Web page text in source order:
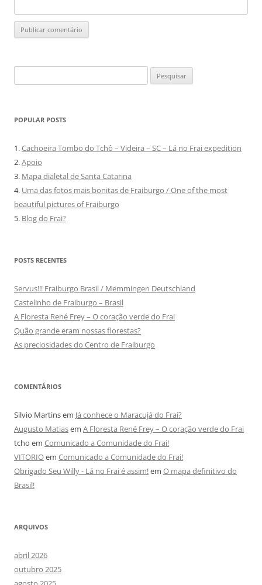
por:
POPULAR POSTS
1.Cachoeira Tombo do Tchô – Videira – SC – Lá no Frai expedition
2.Apoio
3. Mapa dialetal de Santa Catarina
4. Uma das fotos mais bonitas de Fraiburgo / One of the most
beautiful pictures of Fraiburgo
5. Blog do Frai?
POSTS RECENTES
Servus!!! Fraiburgo Brasil / Memmingen Deutschland
Castelinho de Fraiburgo – Brasil
A Floresta René Frey – O coração verde do Frai
Quão grande eram nossas florestas?
As preciosidades do Centro de Fraiburgo
COMENTÁRIOS
Silvio Martinsem Já conhece o Maracujá do Frai?
Augusto Matiasem A Floresta René Frey – O coração verde do Frai
tcho em Comunicado a Comunidade do Frai!
VITORIOem Comunicado a Comunidade do Frai!
Obrigado Seu Willy - Lá no Frai é assim!em O mapa definitivo do
Brasil!
ARQUIVOS
abril 2026
outubro 2025